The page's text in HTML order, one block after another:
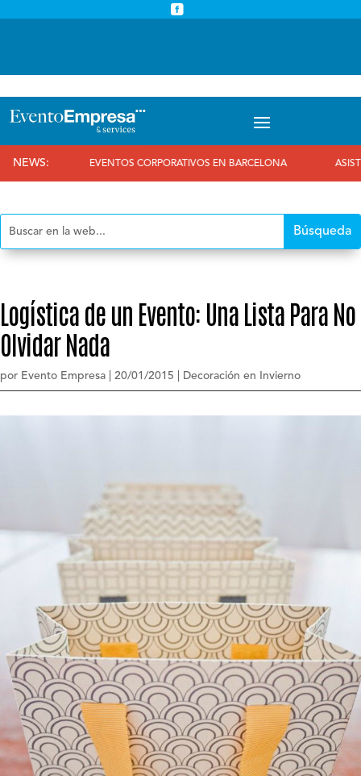

NEWS:
EVENTOS CORPORATIVOS EN BARCELONA ASISTIMOS AL 25
Logística de un Evento: Una Lista Para No
Olvidar Nada
por Evento Empresa 20/01/2015 Decoración en Invierno